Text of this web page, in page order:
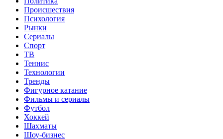
Происшествия
Психология
Рынки
Сериалы
Спорт
ТВ
Теннис
Технологии
Тренды
Фигурное катание
Фильмы и сериалы
Футбол
Хоккей
Шахматы
Шоу-бизнес